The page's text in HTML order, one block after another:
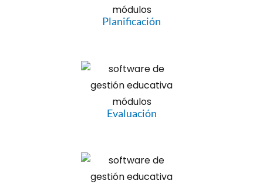
Planificación
Evaluación